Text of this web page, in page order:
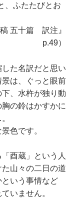
、ふたたびとお
五十篇 訳注』
p.49）
た名訳だと思い
は、ぐっと眼前
、水杵が独り動
の鈴はかすかに
色です。
酉蔵」という人
山々の二日の道
いう事情など
いません。